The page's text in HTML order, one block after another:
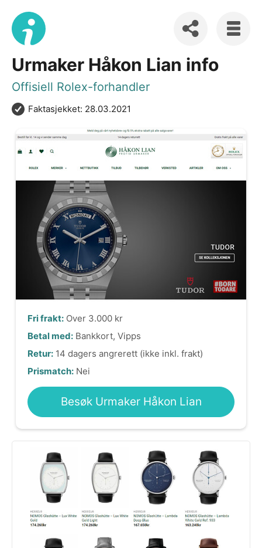
Urmaker Håkon Lian info
Offisiell Rolex-forhandler
Faktasjekket: 28.03.2021
Fri frakt: Over 3.000 kr
Betal med: Bankkort, Vipps
Retur: 14 dagers angrerett (ikke inkl. frakt)
Prismatch: Nei
Besøk Urmaker Håkon Lian